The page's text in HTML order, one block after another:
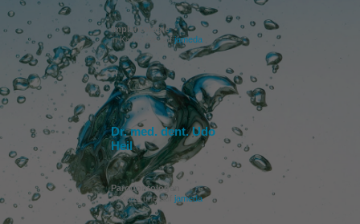
Implantologie
in Karlsruhe aufjameda
Dr. med. dent. Udo
Heil
Parodontologen
in Karlsruhe auf jameda